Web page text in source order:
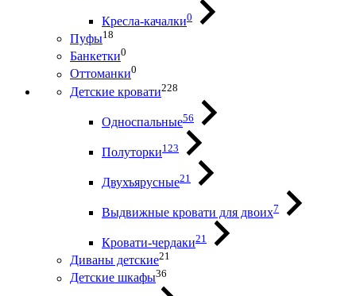
Кресла-качалки0
Пуфы18
Банкетки0
Оттоманки0
Детские кровати228
Односпальные56
Полуторки123
Двухъярусные21
Выдвижные кровати для двоих7
Кровати-чердаки21
Диваны детские21
Детские шкафы36